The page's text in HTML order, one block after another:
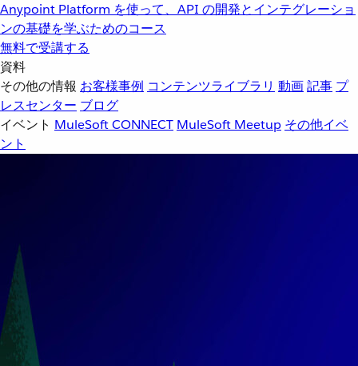
Anypoint Platform を使って、API の開発とインテグレーショ
ンの基礎を学ぶためのコース
無料で受講する
資料
その他の情報 お客様事例 コンテンツライブラリ 動画記事 プ
レスセンター ブログ
イベント MuleSoft CONNECT MuleSoft Meetup その他イベ
ント